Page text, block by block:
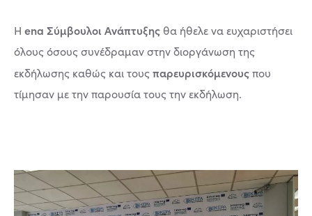
Η ena Σύμβουλοι Ανάπτυξης θα ήθελε να ευχαριστήσει
όλους όσους συνέδραμαν στην διοργάνωση της
εκδήλωσης καθώς και τουςπαρευρισκόμενουςπου
τίμησαν με την παρουσία τους την εκδήλωση.